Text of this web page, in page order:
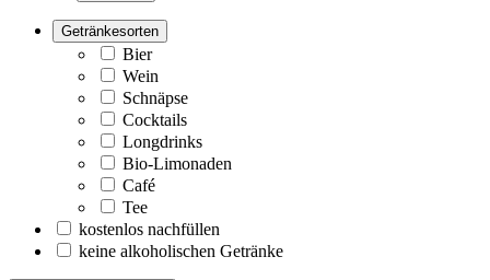
Getränkesorten
Bier
Wein
Schnäpse
Cocktails
Longdrinks
Bio-Limonaden
Café
Tee
kostenlos nachfüllen
keine alkoholischen Getränke